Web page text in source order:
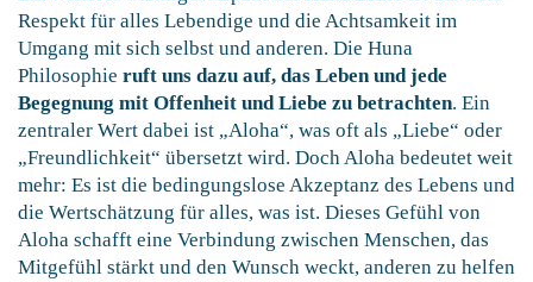
Respekt für alles Lebendige und die Achtsamkeit im
Umgang mit sich selbst und anderen. Die Huna
Philosophie ruft uns dazu auf, das Leben und jede
Begegnung mit Offenheit und Liebe zu betrachten. Ein
zentraler Wert dabei ist „Aloha“, was oft als „Liebe“ oder
„Freundlichkeit“ übersetzt wird. Doch Aloha bedeutet weit
mehr: Es ist die bedingungslose Akzeptanz des Lebens und
die Wertschätzung für alles, was ist. Dieses Gefühl von
Aloha schafft eine Verbindung zwischen Menschen, das
Mitgefühl stärkt und den Wunsch weckt, anderen zu helfen